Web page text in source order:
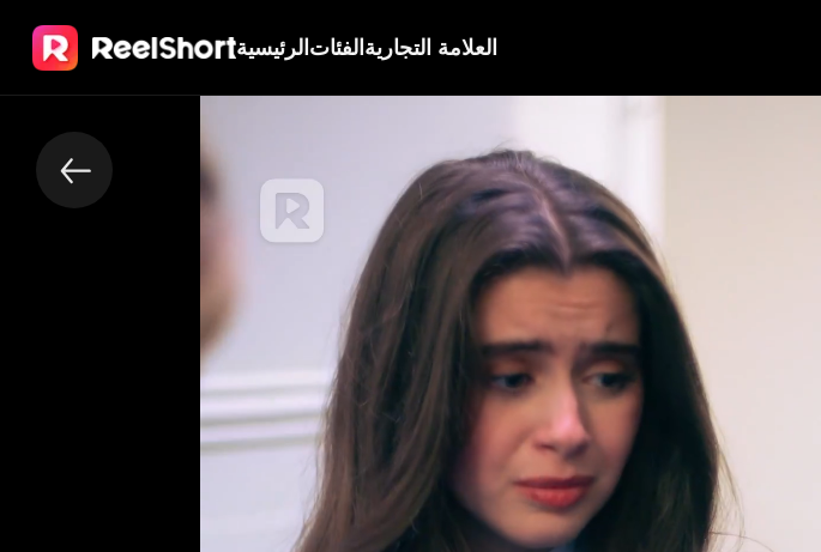
الرئيسيةالفئاتالعلامة التجارية